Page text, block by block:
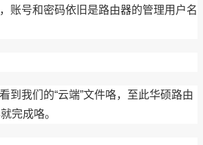
账号和密码依旧是路由器的管理用户名
到我们的“云端”文件咯，至此华硕路由
完成咯。